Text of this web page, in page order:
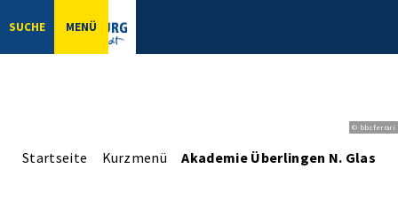
SUCHE MENÜ
© bbsferrari
Startseite Kurzmenü Akademie Überlingen N.